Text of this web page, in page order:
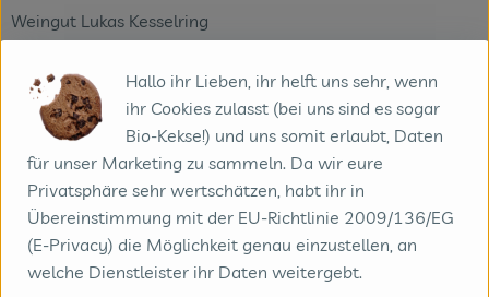
Weingut Lukas Kesselring
Seine Eltern hatten noch für benachbarte Betriebe Trauben
produziert, aber das änderte sich mit der Übernahme des
Weinguts durch den jungen Lukas Kesselring. Lukas hat
seine Leidenschaft zum Beruf gemacht und produziert nun
eigene herausragende Weine. Nach dem Studium in
Geisenheim schaute er in Form von Praktika bei
Weingütern
Hallo ihr Lieben, ihr helft uns sehr, wenn
ihr Cookies zulasst (bei uns sind es sogar
Bio-Kekse!) und uns somit erlaubt, Daten
für unser Marketing zu sammeln. Da wir eure
Privatsphäre sehr wertschätzen, habt ihr in
Übereinstimmung mit der EU-Richtlinie 2009/136/EG
(E-Privacy) die Möglichkeit genau einzustellen, an
welche Dienstleister ihr Daten weitergebt.